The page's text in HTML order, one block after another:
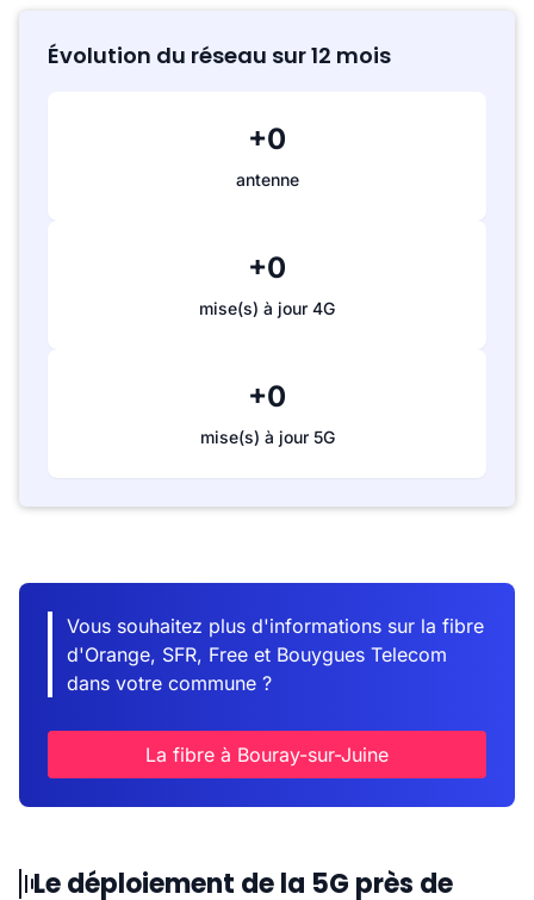
Évolution du réseau sur 12 mois
+0
antenne
+0
mise(s) à jour 4G
+0
mise(s) à jour 5G
Vous souhaitez plus d'informations sur la fibre
d'Orange, SFR, Free et Bouygues Telecom
dans votre commune ?
La fibre à Bouray-sur-Juine
Le déploiement de la 5G près de